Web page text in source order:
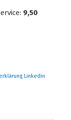
9,50
Linkedin